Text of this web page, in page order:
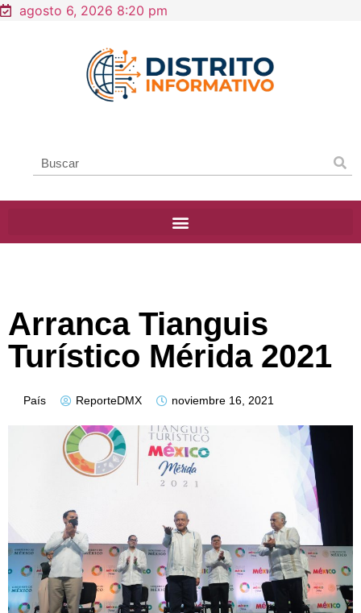
agosto 6, 2026 8:20 pm
Arranca Tianguis
Turístico Mérida 2021
País ReporteDMX noviembre 16, 2021